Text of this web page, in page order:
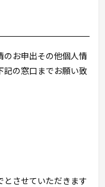
のお申出その他個人情
記の窓口までお願い致
とさせていただきます